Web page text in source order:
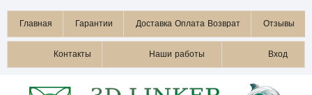
Главная Гарантии Доставка Оплата Возврат Отзывы
Контакты Наши работы Вход